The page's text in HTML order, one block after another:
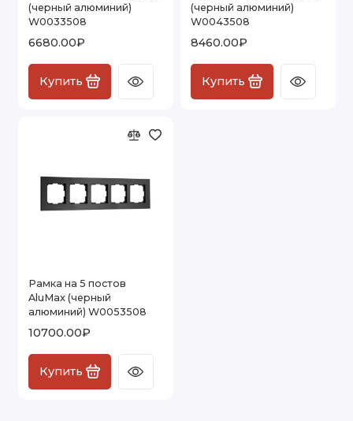
(черный алюминий)
W0033508
6680.00₽
Купить
(черный алюминий)
W0043508
8460.00₽
Купить
Рамка на 5 постов
AluMax (черный
алюминий) W0053508
10700.00₽
Купить